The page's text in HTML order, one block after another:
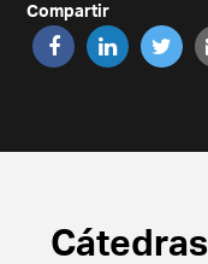
Compartir
Cátedras